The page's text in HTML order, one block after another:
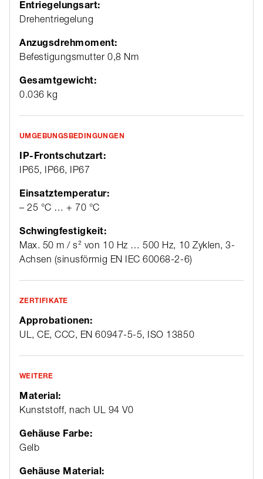
Entriegelungsart:
Drehentriegelung
Anzugsdrehmoment:
Befestigungsmutter 0,8 Nm
Gesamtgewicht:
0.036 kg
UMGEBUNGSBEDINGUNGEN
IP-Frontschutzart:
IP65, IP66, IP67
Einsatztemperatur:
– 25 °C … + 70 °C
Schwingfestigkeit:
Max. 50 m / s² von 10 Hz … 500 Hz, 10 Zyklen, 3-
Achsen (sinusförmig EN IEC 60068-2-6)
ZERTIFIKATE
Approbationen:
UL, CE, CCC, EN 60947-5-5, ISO 13850
WEITERE
Material:
Kunststoff, nach UL 94 V0
Gehäuse Farbe:
Gelb
Gehäuse Material: